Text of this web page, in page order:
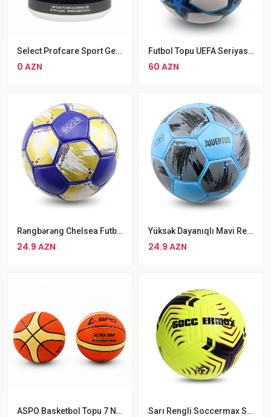
Select Profcare Sport Germany 500ml
0 AZN
Futbol Topu UEFA Seriyası 21-22 Mavi Futbol Topu Sürüşməyən Yumşaq Teksturalı Futbol Topu Ölçü 5
60 AZN
Rəngbərəng Chelsea Futbol Topu 5 Nömrəli Kamanda Oyunu Üçün Futbol Topu
24.9 AZN
Yüksək Dayanıqlı Mavi Rengli Juventus Futbol Topu
24.9 AZN
ASPO Basketbol Topu 7 Nömre Sarı Rengli Soccermax SM PITCH Futbol Topu №5